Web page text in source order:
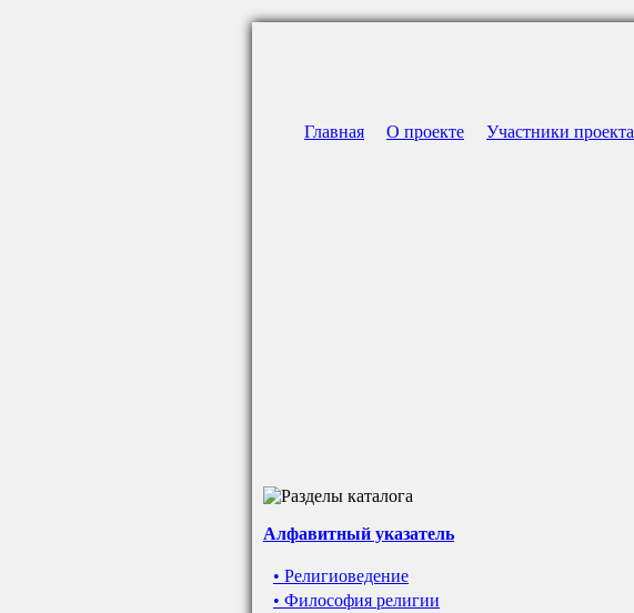
Главная О проекте Участники проекта
Алфавитный указатель
• Религиоведение
• Философия религии